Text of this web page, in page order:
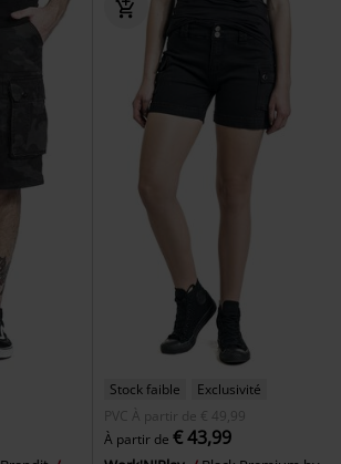
Stock faible
Exclusivité
PVC
À partir de € 49,99
À partir de € 43,99